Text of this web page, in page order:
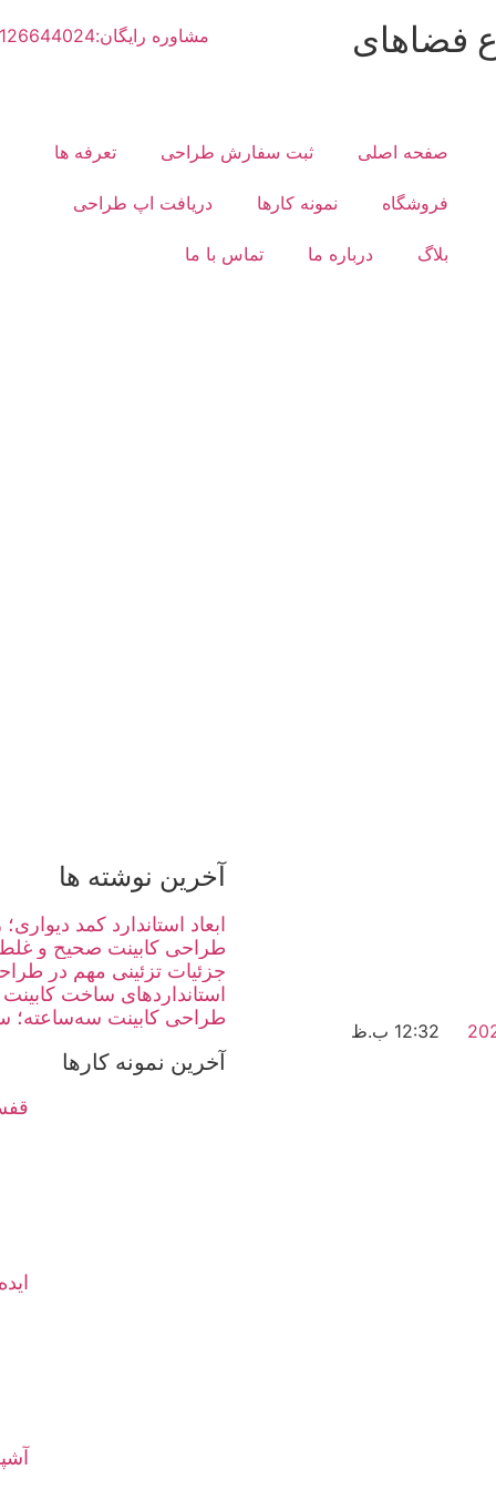
فضاهای مشاوره رایگان:02126644024
صفحه اصلی ثبت سفارش طراحی تعرفه ها
فروشگاه نمونه کارها دریافت اپ طراحی
بلاگ درباره ما تماس با ما
12:32 ب.ظ
آخرین نوشته ها
ابعاد استاندارد کمد
طراحی کابینت صحیح و
جزئیات تزئینی مهم در
استانداردهای ساخت
طراحی کابینت سه‌ساعته؛
آخرین نمونه کارها